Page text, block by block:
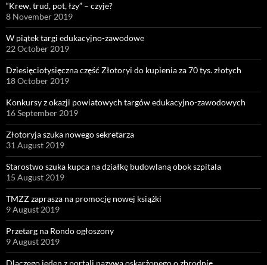
“Krew, trud, pot, łzy” – czyje?
8 November 2019
W piątek targi edukacyjno-zawodowe
22 October 2019
Dziesięciotysięczna część Złotoryi do kupienia za 70 tys. złotych
18 October 2019
Konkursy z okazji powiatowych targów edukacyjno-zawodowych
16 September 2019
Złotoryja szuka nowego sekretarza
31 August 2019
Starostwo szuka kupca na działkę budowlaną obok szpitala
15 August 2019
TMZZ zaprasza na promocję nowej książki
9 August 2019
Przetarg na Rondo ogłoszony
9 August 2019